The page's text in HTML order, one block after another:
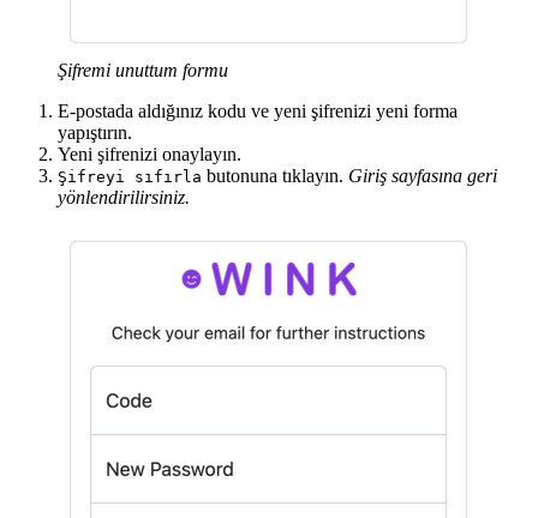
Şifremi unuttum formu
E-postada aldığınız kodu ve yeni şifrenizi yeni forma
yapıştırın.
Yeni şifrenizi onaylayın.
Şifreyi sıfırla butonuna tıklayın. Giriş sayfasına geri
yönlendirilirsiniz.